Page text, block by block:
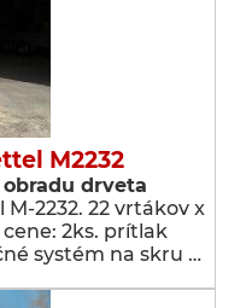
M2232
drveta
2232. 22 vrtákov x
2ks. prítlak
systém na skru …